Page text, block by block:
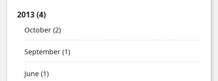
2013(4)
October (2)
September (1)
June (1)